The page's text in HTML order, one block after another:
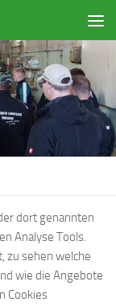
dort genannten
Analyse Tools.
zu sehen welche
wie die Angebote
Cookies